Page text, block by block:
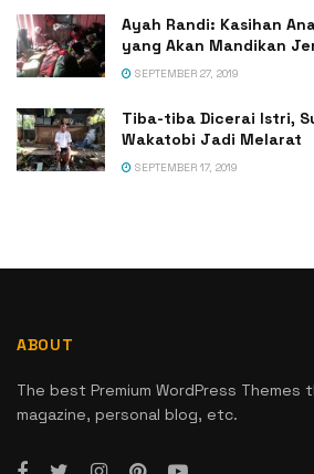
Ayah Randi: Kasihan
yang Akan Mandikan
SEPTEMBER 27, 2019
Tiba-tiba Dicerai Istri,
Wakatobi Jadi Melarat
SEPTEMBER 17, 2019
ABOUT
The best Premium WordPress
magazine, personal blog, etc.